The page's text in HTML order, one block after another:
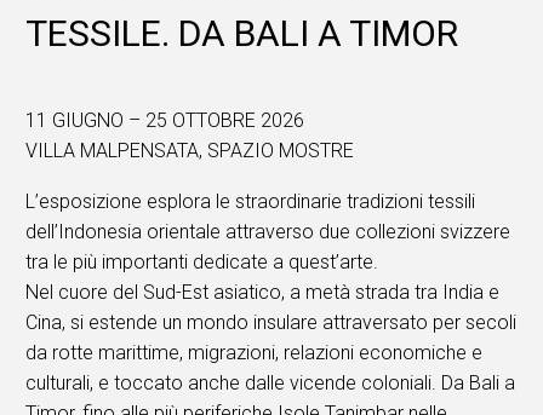
TESSILE. DA BALI A TIMOR
11 GIUGNO – 25 OTTOBRE 2026
VILLA MALPENSATA, SPAZIO MOSTRE
L’esposizione esplora le straordinarie tradizioni tessili
dell’Indonesia orientale attraverso due collezioni svizzere
tra le più importanti dedicate a quest’arte.
Nel cuore del Sud-Est asiatico, a metà strada tra India e
Cina, si estende un mondo insulare attraversato per secoli
da rotte marittime, migrazioni, relazioni economiche e
culturali, e toccato anche dalle vicende coloniali. Da Bali a